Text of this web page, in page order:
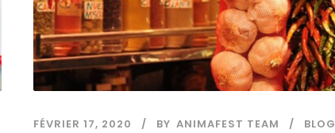
FÉVRIER 17, 2020 BY ANIMAFEST TEAM BLOG